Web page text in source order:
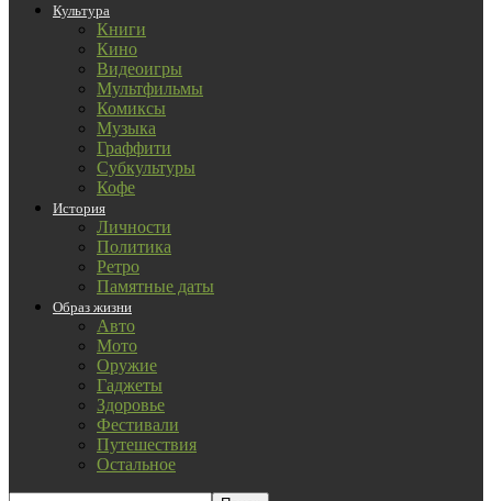
Культура
Книги
Кино
Видеоигры
Мультфильмы
Комиксы
Музыка
Граффити
Субкультуры
Кофе
История
Личности
Политика
Ретро
Памятные даты
Образ жизни
Авто
Мото
Оружие
Гаджеты
Здоровье
Фестивали
Путешествия
Остальное